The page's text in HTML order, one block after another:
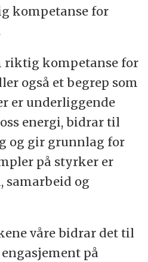
kompetanse for
riktig kompetanse for
også et begrep som
er underliggende
energi, bidrar til
og gir grunnlag for
på styrker er
samarbeid og
våre bidrar det til
på